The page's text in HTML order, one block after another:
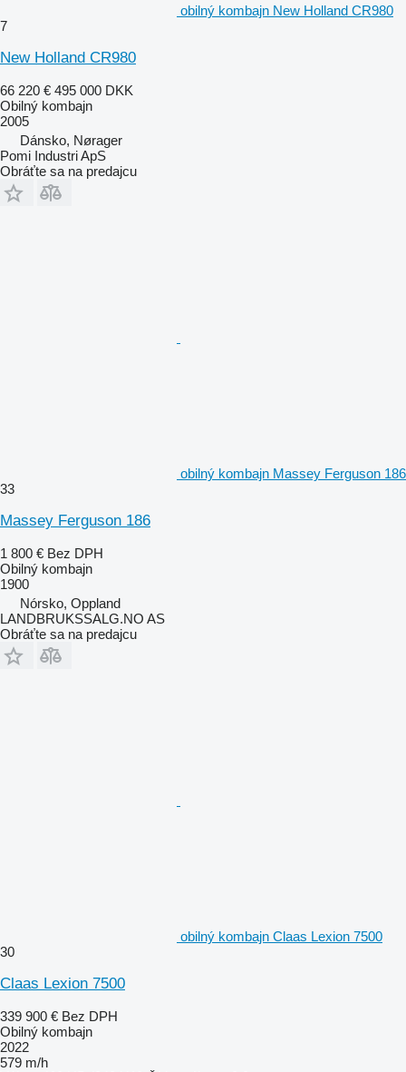
obilný kombajn New Holland CR980
7
New Holland CR980
66 220 € 495 000 DKK
Obilný kombajn
2005
Dánsko, Nørager
Pomi Industri ApS
Obráťte sa na predajcu
obilný kombajn Massey Ferguson 186
33
Massey Ferguson 186
1 800 € Bez DPH
Obilný kombajn
1900
Nórsko, Oppland
LANDBRUKSSALG.NO AS
Obráťte sa na predajcu
obilný kombajn Claas Lexion 7500
30
Claas Lexion 7500
339 900 € Bez DPH
Obilný kombajn
2022
579 m/h